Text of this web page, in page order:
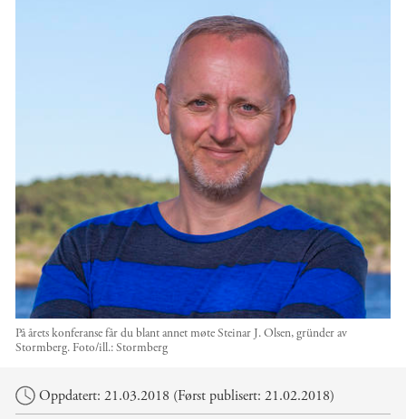
På årets konferanse får du blant annet møte Steinar J. Olsen, gründer av
Stormberg. Foto/ill.:Stormberg
Hovedinnhold
Oppdatert: 21.03.2018 (Først publisert: 21.02.2018)